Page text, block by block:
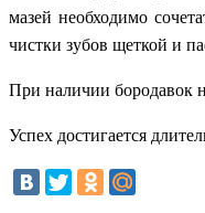
мазей необходимо
чистки зубов щеткой и
При наличии бородавок
Успех достигается